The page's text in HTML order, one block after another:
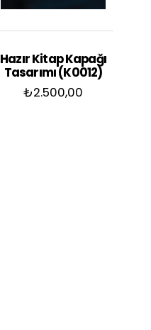
Hazır Kitap Kapağı
Tasarımı (K0012)
₺2.500,00